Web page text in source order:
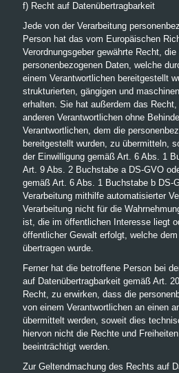
f) Recht auf Datenübertragbarkeit
Jede von der Verarbeitung
Person hat das vom Europäischen
Verordnungsgeber gewährte Recht,
personenbezogenen Daten, welche
einem Verantwortlichen bereitgestellt
strukturierten, gängigen und
erhalten. Sie hat außerdem das
anderen Verantwortlichen ohne
Verantwortlichen, dem die
bereitgestellt wurden, zu übermitteln,
der Einwilligung gemäß Art. 6 Abs. 1
Art. 9 Abs. 2 Buchstabe a DS-GVO
gemäß Art. 6 Abs. 1 Buchstabe b DS-
Verarbeitung mithilfe automatisierter
Verarbeitung nicht für die
ist, die im öffentlichen Interesse liegt
öffentlicher Gewalt erfolgt, welche
übertragen wurde.
Ferner hat die betroffene Person bei
auf Datenübertragbarkeit gemäß Art.
Recht, zu erwirken, dass die
von einem Verantwortlichen an einen
übermittelt werden, soweit dies
hiervon nicht die Rechte und
beeinträchtigt werden.
Zur Geltendmachung des Rechts auf